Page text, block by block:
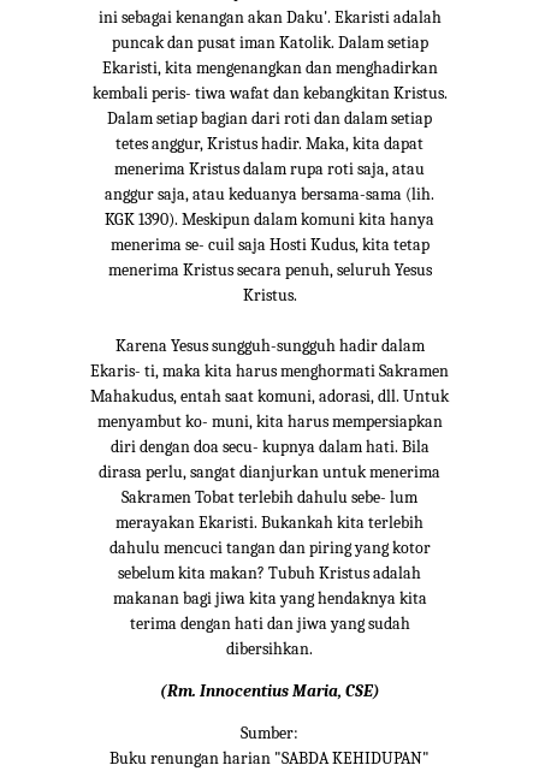
ini sebagai kenangan akan Daku'. Ekaristi adalah
puncak dan pusat iman Katolik. Dalam setiap
Ekaristi, kita mengenangkan dan menghadirkan
kembali peris- tiwa wafat dan kebangkitan Kristus.
Dalam setiap bagian dari roti dan dalam setiap
tetes anggur, Kristus hadir. Maka, kita dapat
menerima Kristus dalam rupa roti saja, atau
anggur saja, atau keduanya bersama-sama (lih.
KGK 1390). Meskipun dalam komuni kita hanya
menerima se- cuil saja Hosti Kudus, kita tetap
menerima Kristus secara penuh, seluruh Yesus
Kristus.
Karena Yesus sungguh-sungguh hadir dalam
Ekaris- ti, maka kita harus menghormati Sakramen
Mahakudus, entah saat komuni, adorasi, dll. Untuk
menyambut ko- muni, kita harus mempersiapkan
diri dengan doa secu- kupnya dalam hati. Bila
dirasa perlu, sangat dianjurkan untuk menerima
Sakramen Tobat terlebih dahulu sebe- lum
merayakan Ekaristi. Bukankah kita terlebih
dahulu mencuci tangan dan piring yang kotor
sebelum kita makan? Tubuh Kristus adalah
makanan bagi jiwa kita yang hendaknya kita
terima dengan hati dan jiwa yang sudah
dibersihkan.
(Rm. Innocentius Maria, CSE)
Sumber:
Buku renungan harian "SABDA KEHIDUPAN"